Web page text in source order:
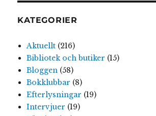
KATEGORIER
Aktuellt(216)
Bibliotek och butiker (15)
Bloggen(58)
Bokklubbar (8)
Efterlysningar (19)
Intervjuer (19)